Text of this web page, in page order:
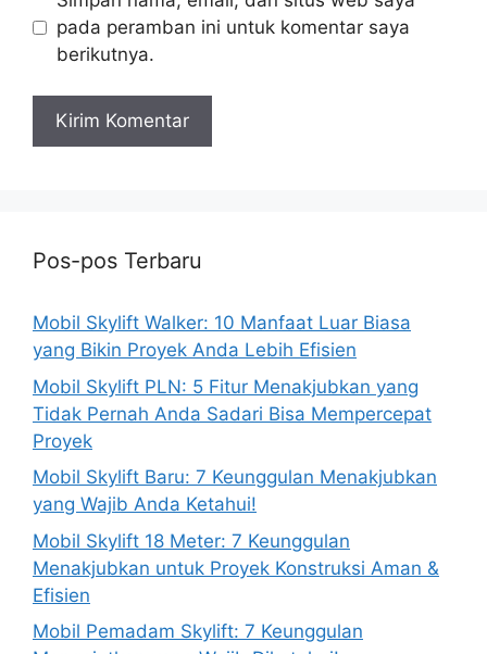
pada peramban ini untuk komentar saya
berikutnya.
Pos-pos Terbaru
Mobil Skylift Walker: 10 Manfaat Luar Biasa
yang Bikin Proyek Anda Lebih Efisien
Mobil Skylift PLN: 5 Fitur Menakjubkan yang
Tidak Pernah Anda Sadari Bisa Mempercepat
Proyek
Mobil Skylift Baru: 7 Keunggulan Menakjubkan
yang Wajib Anda Ketahui!
Mobil Skylift 18 Meter: 7 Keunggulan
Menakjubkan untuk Proyek Konstruksi Aman &
Efisien
Mobil Pemadam Skylift: 7 Keunggulan